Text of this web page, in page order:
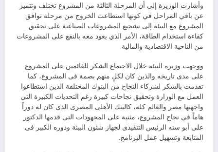
وأشارت الوزيرة إلى أن المرحلة الثالثة من المشروع تختلف وتتميز
عن باقي المراحل في كونها استطاعت الخروج من مرحلة توافق
المشروع مع البيئة إلى تشجيع المشروعات الصناعية على تحقيق
كفاءة استخدام الطاقة، الأمر الذي يعود معه بالنفع على المشروعات
من الناحية الاقتصادية والمالية.
ووجهت وزيرة البيئة خلال الاجتماع الشكر للقائمين على المشروع
على مدى تاريخه والذين كان لكلٍ منهم بصمة فى المشروع، كما
تقدمت بالشكر لشركاء النجاح من البنوك المختلفة الذين استطاعوا
العمل مع الوزارة وتحقيق نجاحات كبيرة رغم التحديات الكبيرة التي
واجهتها مصر والعالم كله، كالبنك الأهلى المصرى الذى كان له دوراً
هاماً فى نجاح المشروع، مثنية على المجهودات التى قدمها الدكتور
على أبو سنه الرئيس التنفيذى لجهاز شئون البيئة ودوره الكبير فى
المتابعة وتسهيل عمل البرنامج.